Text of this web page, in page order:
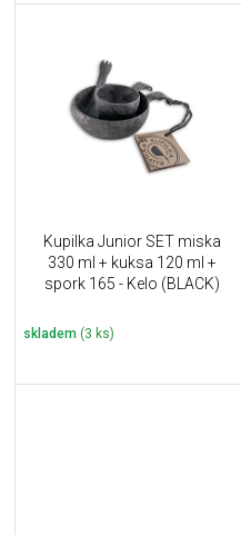
Kupilka Junior SET miska
330 ml + kuksa 120 ml +
spork 165 - Kelo (BLACK)
skladem (3 ks)